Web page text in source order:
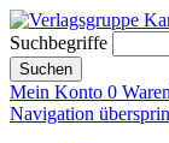
Suchbegriffe
Suchen
Mein Konto 0
Navigation